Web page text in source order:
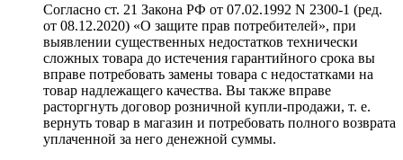
Согласно ст. 21 Закона РФ от 07.02.1992 N 2300-1 (ред.
от 08.12.2020) «О защите прав потребителей», при
выявлении существенных недостатков технически
сложных товара до истечения гарантийного срока вы
вправе потребовать замены товара с недостатками на
товар надлежащего качества. Вы также вправе
расторгнуть договор розничной купли-продажи, т. е.
вернуть товар в магазин и потребовать полного возврата
уплаченной за него денежной суммы.